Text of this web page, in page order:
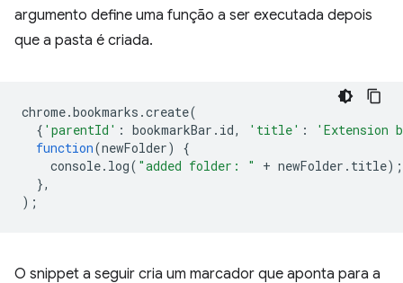
argumento define uma função a ser executada depois
que a pasta é criada.
chrome.bookmarks .create(
{ 'parentId' : bookmarkBar . id, 'title' :
'Extension
function(newFolder)
{
console. log( "added folder: " + newFolder . title);
},
);
O snippet a seguir cria um marcador que aponta para a